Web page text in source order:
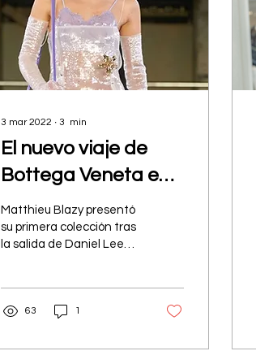
3 mar 2022 ∙ 3 min
El nuevo viaje de
Bottega Veneta en
su colección FW
2022
Matthieu Blazy presentó
su primera colección tras
la salida de Daniel Lee
63 1